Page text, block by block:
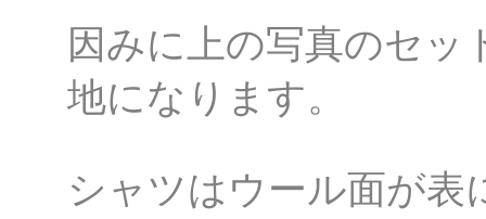
因みに上の写真のセッ
地になります。
シャツはウール面が